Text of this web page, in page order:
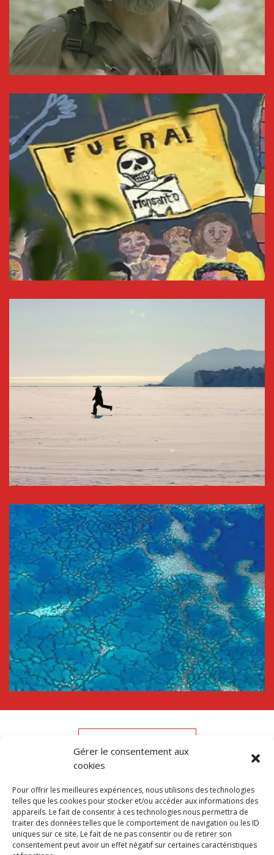
Gérer le consentement aux
cookies
Pour offrir les meilleures expériences, nous utilisons des technologies
telles que les cookies pour stocker et/ou accéder aux informations des
appareils. Le fait de consentir à ces technologies nous permettra de
traiter des données telles que le comportement de navigation ou les ID
uniques sur ce site. Le fait de ne pas consentir ou de retirer son
consentement peut avoir un effet négatif sur certaines caractéristiques
Voir l'équipe